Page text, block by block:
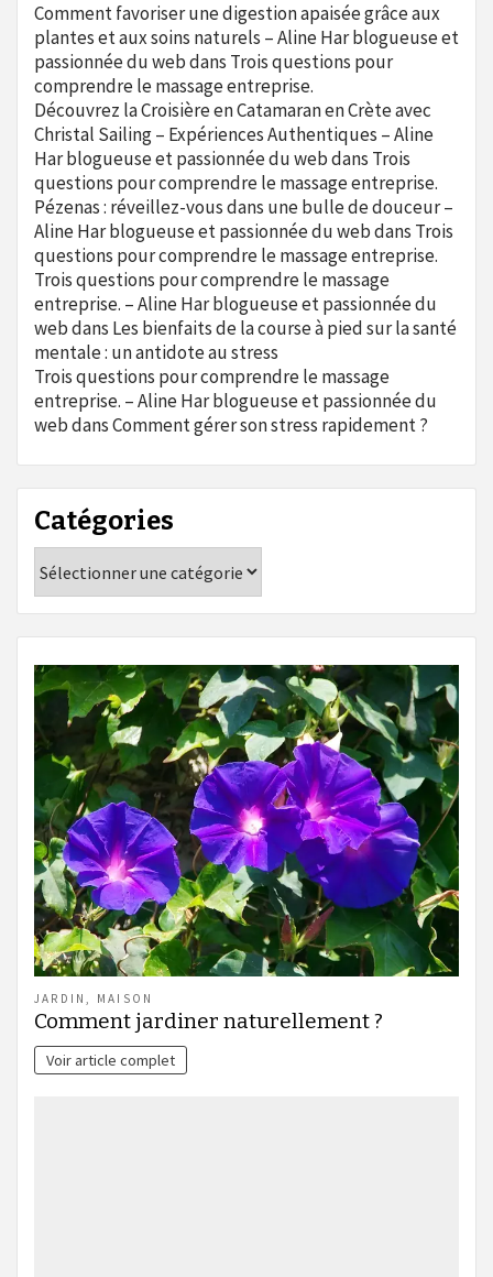
Comment favoriser une digestion apaisée grâce aux
plantes et aux soins naturels – Aline Har blogueuse et
passionnée du webdans Trois questions pour
comprendre le massage entreprise.
Découvrez la Croisière en Catamaran en Crète avec
Christal Sailing – Expériences Authentiques – Aline
Har blogueuse et passionnée du webdans Trois
questions pour comprendre le massage entreprise.
Pézenas : réveillez-vous dans une bulle de douceur –
Aline Har blogueuse et passionnée du webdans Trois
questions pour comprendre le massage entreprise.
Trois questions pour comprendre le massage
entreprise. – Aline Har blogueuse et passionnée du
webdans Les bienfaits de la course à pied sur la santé
mentale : un antidote au stress
Trois questions pour comprendre le massage
entreprise. – Aline Har blogueuse et passionnée du
webdansComment gérer son stress rapidement ?
Catégories
JARDIN, MAISON
Comment jardiner naturellement ?
Voir article complet